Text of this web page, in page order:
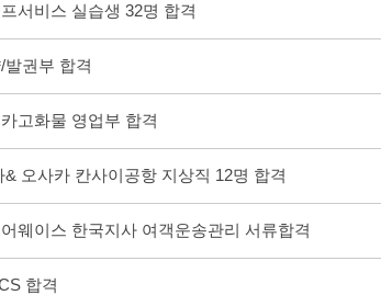
서비스 실습생 32명 합격
/발권부 합격
고화물 영업부 합격
& 오사카 칸사이공항 지상직 12명 합격
웨이스 한국지사 여객운송관리 서류합격
CS 합격